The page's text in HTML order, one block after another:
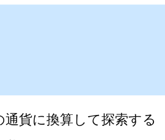
貨に換算して探索する